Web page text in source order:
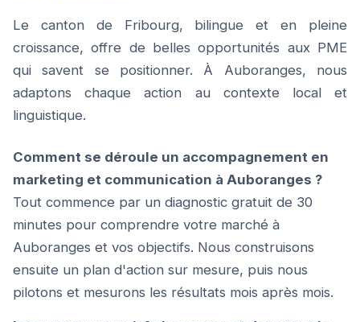
Le canton de Fribourg, bilingue et en pleine
croissance, offre de belles opportunités aux PME
qui savent se positionner. À Auboranges, nous
adaptons chaque action au contexte local et
linguistique.
Comment se déroule un accompagnement en
marketing et communication à Auboranges ?
Tout commence par un diagnostic gratuit de 30
minutes pour comprendre votre marché à
Auboranges et vos objectifs. Nous construisons
ensuite un plan d'action sur mesure, puis nous
pilotons et mesurons les résultats mois après mois.